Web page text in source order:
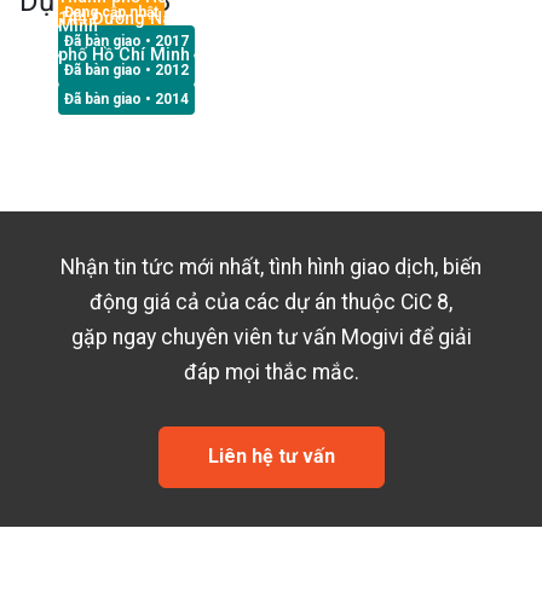
Đang cập nhật
Đã bàn giao • 2017
Minh
Đã bàn giao • 2012
144 Đường Nam Hoà, Phước Long A, Thủ Đức, Thành
phố Hồ Chí Minh
Đã bàn giao • 2014
Nhận tin tức mới nhất, tình hình giao dịch, biến
động giá cả của các dự án thuộc CiC 8,
gặp ngay chuyên viên tư vấn Mogivi để giải
đáp mọi thắc mắc.
Liên hệ tư vấn